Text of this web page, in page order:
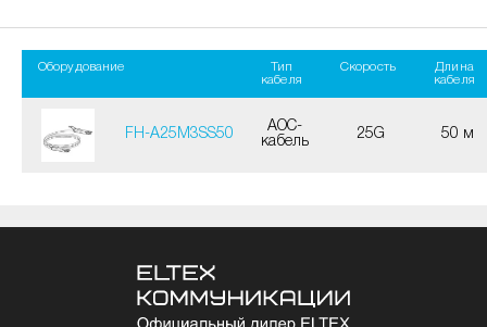
Оборудование
Тип
кабеля
Скорость
Длина
кабеля
FH-A25M3SS50
AOC-
кабель
25G 50 м